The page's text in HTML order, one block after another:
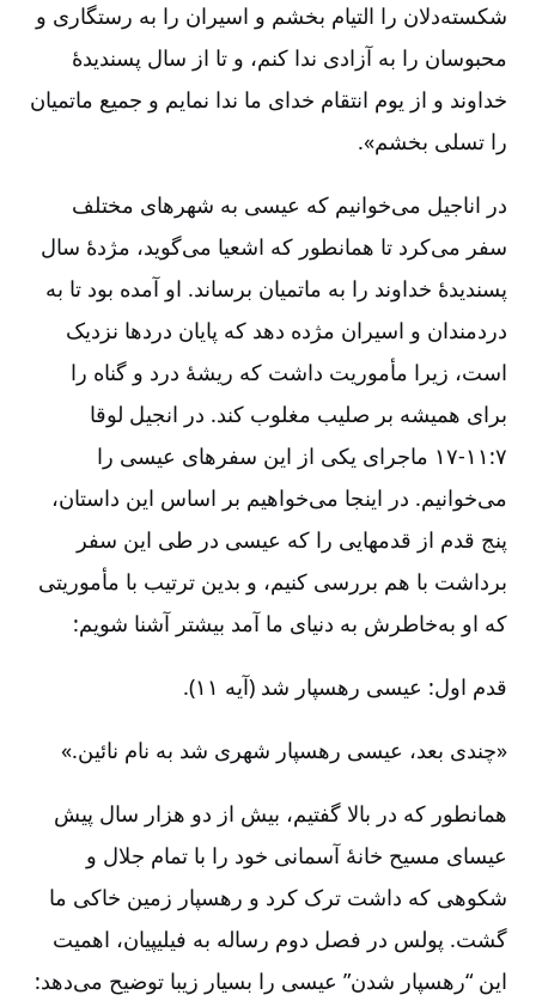
شکسته‌دلان را التیام بخشم و اسیران را به رستگاری و
محبوسان را به آزادی ندا کنم، و تا از سال پسندیدۀ
خداوند و از یوم انتقام خدای ما ندا نمایم و جمیع ماتمیان
را تسلی بخشم».
در اناجیل می‌خوانیم که عیسی به شهرهای مختلف
سفر می‌کرد تا همانطور که اشعیا می‌گوید، مژدۀ سال
پسندیدۀ خداوند را به ماتمیان برساند. او آمده بود تا به
دردمندان و اسیران مژده دهد که پایان دردها نزدیک
است، زیرا مأموریت داشت که ریشۀ درد و گناه را
برای همیشه بر صلیب مغلوب کند. در انجیل لوقا
۷:‏۱۱-‏‏‏‏‏۱۷ ماجرای یکی از این سفرهای عیسی را
می‌خوانیم. در اینجا می‌خواهیم بر اساس این داستان،
پنج قدم از قدم‏هایی را که عیسی در طی این سفر
برداشت با هم بررسی کنیم، و بدین ترتیب با مأموریتی
که او به‌خاطرش به دنیای ما آمد بیشتر آشنا شویم:
قدم اول: عیسی رهسپار شد (آیه ۱۱).
«چندی بعد، عیسی رهسپار شهری شد به ‏نام نائین.»
همانطور که در بالا گفتیم، بیش از دو هزار سال پیش
عیسای‏ مسیح خانۀ آسمانی خود را با تمام جلال و
شکوهی که داشت ترک کرد و رهسپار زمین خاکی ما
گشت. پولس در فصل دوم رساله به فیلیپیان، اهمیت
این “رهسپار شدن” عیسی را بسیار زیبا توضیح می‌دهد: